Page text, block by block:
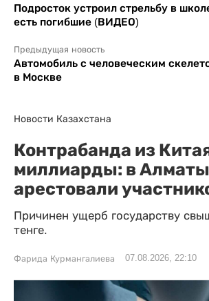
Подросток устроил стрельбу в
есть погибшие (ВИДЕО)
Предыдущая новость
Автомобиль с человеческим
в Москве
Новости Казахстана
Контрабанда из
миллиарды: в Алматы
арестовали
Причинен ущерб государству
тенге.
Фарида Курмангалиева 07.08.2026, 22:10